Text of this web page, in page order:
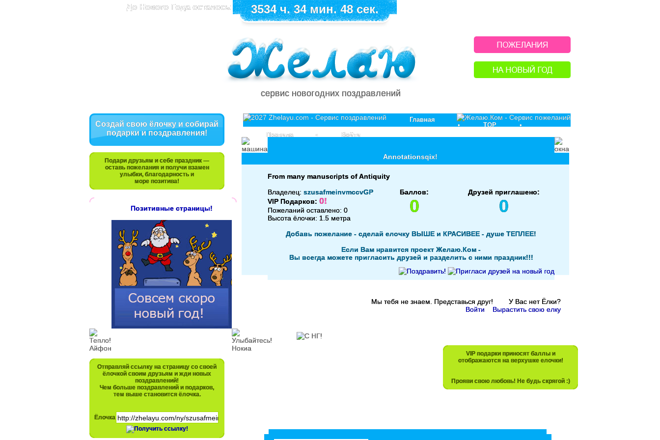
До Нового Года осталось: 3534 ч. 34 мин. 48 сек.
сервис новогодних поздравлений
Создай свою ёлочку и собирай
подарки и поздравления!
Подари друзьям и себе праздник —
оставь пожелания и получи взамен
улыбки, благодарность и
море позитива!
Позитивные страницы!
Отправляй ссылку на страницу со своей
ёлочкой своим друзьям и жди новых
поздравлений!
Чем больше поздравлений и подарков,
тем выше становится ёлочка.
Ёлочка
Главная
• TOP
•
Правила
• Войти
Annotationsqix!
From many manuscripts of Antiquity
Владелец: szusafmeinvmccvGP
VIP Подарков: 0!
Пожеланий оставлено: 0
Высота ёлочки: 1.5 метра
Баллов:
0
Друзей приглашено:
0
Добавь пожелание - сделай елочку ВЫШЕ и КРАСИВЕЕ - душе ТЕПЛЕЕ!
Если Вам нравится проект Желаю.Ком -
Вы всегда можете пригласить друзей и разделить с ними праздник!!!
VIP подарки приносят баллы и
отображаются на верхушке елочки!
Прояви свою любовь! Не будь скрягой :)
Мы тебя не знаем. Представься друг! У Вас нет Ёлки?
Войти
Вырастить свою елку